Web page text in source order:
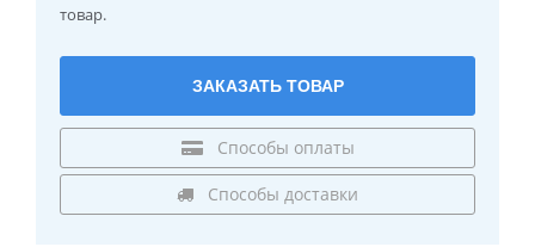
товар.
ЗАКАЗАТЬ ТОВАР
Способы оплаты
Способы доставки